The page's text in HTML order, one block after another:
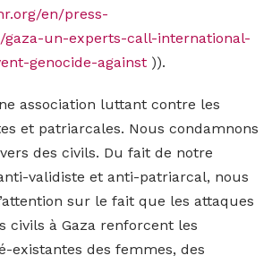
en/press-
gaza-un-experts-call-international-
genocide-against )).
association luttant contre les
et patriarcales. Nous condamnons
des civils. Du fait de notre
validiste et anti-patriarcal, nous
sur le fait que les attaques
civils à Gaza renforcent les
existantes des femmes, des